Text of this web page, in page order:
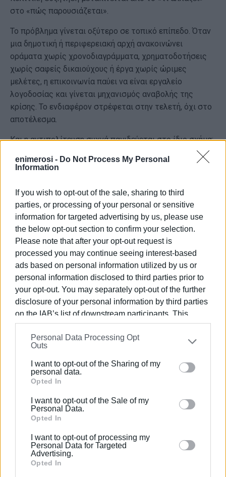
enimerosi - Do Not Process My Personal
Information
If you wish to opt-out of the sale, sharing to third
parties, or processing of your personal or sensitive
information for targeted advertising by us, please use
the below opt-out section to confirm your selection.
Please note that after your opt-out request is
processed you may continue seeing interest-based
ads based on personal information utilized by us or
personal information disclosed to third parties prior to
your opt-out. You may separately opt-out of the further
disclosure of your personal information by third parties
on the IAB’s list of downstream participants. This
information may also be disclosed by us to third parties
on theIAB’s List of Downstream Participants
that may
further disclose it to other third parties.
Please note that this website/app uses one or more
Google services and may gather and store information
behaviour. You may click to grant or deny consent to
Google and its third-party tags to use your data for
section.
Personal Data Processing Opt
Outs
I want to opt-out of the Sharing of my
personal data.
Opted In
I want to opt-out of the Sale of my
Personal Data.
Opted In
I want to opt-out of processing my
Personal Data for Targeted
Advertising.
Opted In
στο «πώς παρουσιάζεται».
Το πρόβλημα γίνεται οξύτερο σε τοπικό επίπεδο. Όταν
μια δημοτική ή περιφερειακή αρχή ανακοινώνει
οράματα χωρίς χρονοδιαγράμματα, χρηματοδοτήσεις
χωρίς σαφείς δικαιούχους ή έργα χωρίς ώριμες
μελέτες, η επικοινωνία παύει να είναι εργαλείο
λογοδοσίας και γίνεται μηχανισμός αναβολής της
κρίσης. Το ενδιαφέρον στρέφεται στην τελετή, όχι στο
αποτέλεσμα.
Και η αντιπολίτευση συχνά παγιδεύεται στο ίδιο σχήμα:
απαντά με αντι-συμβολισμούς, με εικόνες αγανάκτησης
ή με συνθήματα καταγγελίας. Έτσι ο δημόσιος διάλογος
λείπουν τα στοιχεία, οι συγκρίσεις και οι αριθμοί.
Ίσως γι’ αυτό η δυσπιστία απέναντι στους θεσμούς
παραμένει ισχυρή. Όχι επειδή λείπουν οι υποσχέσεις,
αλλά επειδή περισσεύουν οι διατυπώσεις που
ακούγονται μεγάλες και αφήνουν μικρό αποτύπωμα
στην καθημερινότητα.
Σε μια εποχή υπερπληροφόρησης, η πιο πειστική
πολιτική πράξη ίσως να είναι η απλούστερη: σαφές
περιεχόμενο, συγκεκριμένες δεσμεύσεις και
απολογισμός αποτελεσμάτων. Λιγότερο μάρκετινγκ,
περισσότερη λογοδοσία.
Εμφανίσεις: 1899
ΓΙΩΡΓΟΣ ΚΑΤΣΑΪΤΗΣ